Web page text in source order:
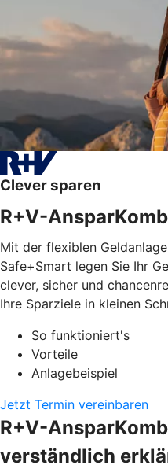
Clever sparen
R+V-
Mit der flexiblen
Safe+Smart legen Sie Ihr
clever, sicher und
Ihre Sparziele in kleinen
So funktioniert's
Vorteile
Anlagebeispiel
Jetzt Termin vereinbaren
R+V-
verständlich